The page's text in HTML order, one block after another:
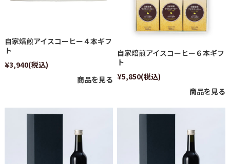
自家焙煎アイスコーヒー４本ギフ
ト
¥3,940(税込)
商品を見る
自家焙煎アイスコーヒー６本ギフ
ト
¥5,850(税込)
商品を見る